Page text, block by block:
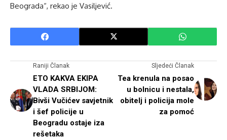
Beograda“, rekao je Vasiljević.
Raniji Članak
ETO KAKVA EKIPA
VLADA SRBIJOM:
Bivši Vučićev savjetnik
i šef policije u
Beogradu ostaje iza
rešetaka
Sljedeći Članak
Tea krenula na posao
u bolnicu i nestala,
obitelj i policija mole
za pomoć